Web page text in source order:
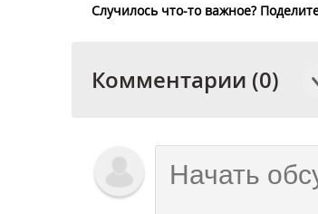
Случилось что-то важное?
Комментарии (0)